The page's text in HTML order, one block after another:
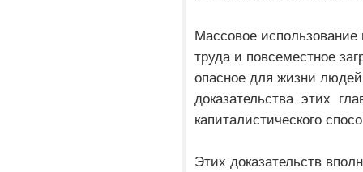
Массовое использование
труда и повсеместное
опасное для жизни
доказательства этих
капиталистического
Этих доказательств